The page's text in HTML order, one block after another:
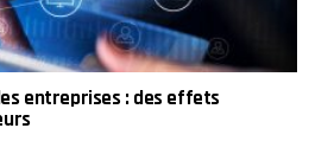
entreprises : des effets